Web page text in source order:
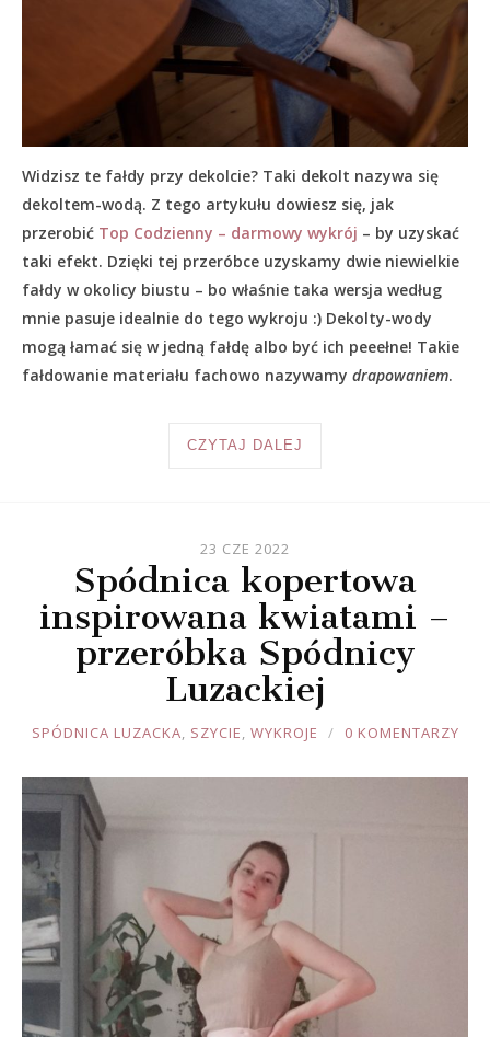
Widzisz te fałdy przy dekolcie? Taki dekolt nazywa się
dekoltem-wodą. Z tego artykułu dowiesz się, jak
przerobić Top Codzienny – darmowy wykrój – by uzyskać
taki efekt. Dzięki tej przeróbce uzyskamy dwie niewielkie
fałdy w okolicy biustu – bo właśnie taka wersja według
mnie pasuje idealnie do tego wykroju :) Dekolty-wody
mogą łamać się w jedną fałdę albo być ich peeełne! Takie
fałdowanie materiału fachowo nazywamy drapowaniem.
CZYTAJ DALEJ
23 CZE 2022
Spódnica kopertowa
inspirowana kwiatami –
przeróbka Spódnicy
Luzackiej
JOULE
SPÓDNICA LUZACKA, SZYCIE, WYKROJE 0 KOMENTARZY